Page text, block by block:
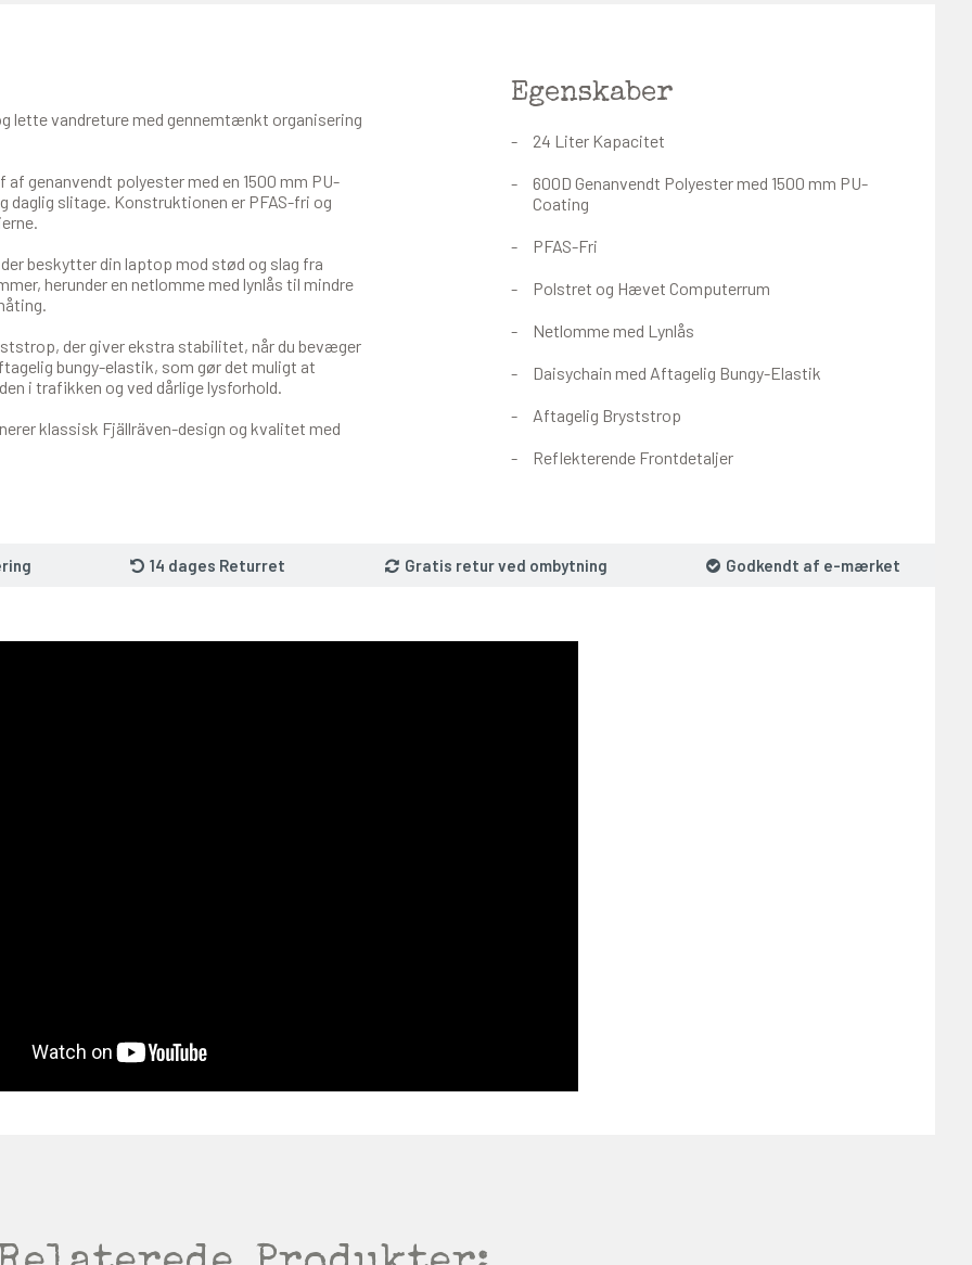
lette vandreture med gennemtænkt organisering
genanvendt polyester med en 1500 mm PU-
slitage. Konstruktionen er PFAS-fri og
beskytter din laptop mod stød og slag fra
herunder en netlomme med lynlås til mindre
der giver ekstra stabilitet, når du bevæger
bungy-elastik, som gør det muligt at
i trafikken og ved dårlige lysforhold.
klassisk Fjällräven-design og kvalitet med
Egenskaber
24 Liter Kapacitet
600D Genanvendt Polyester med 1500 mm PU-
Coating
PFAS-Fri
Polstret og Hævet Computerrum
Netlomme med Lynlås
Daisychain med Aftagelig Bungy-Elastik
Aftagelig Bryststrop
Reflekterende Frontdetaljer
14 dages Returret Gratis retur ved ombytning Godkendt af e-mærket